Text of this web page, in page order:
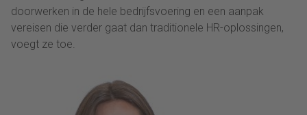
doorwerken in de hele bedrijfsvoering en een aanpak
vereisen die verder gaat dan traditionele HR-oplossingen,
voegt ze toe.